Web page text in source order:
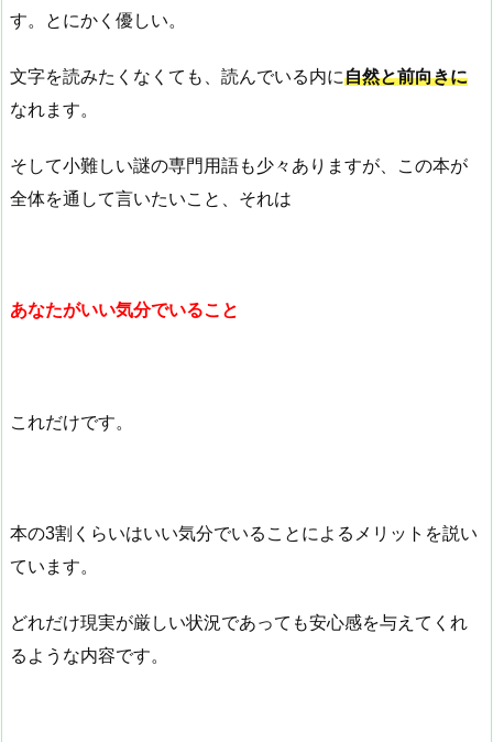
す。とにかく優しい。
文字を読みたくなくても、読んでいる内に自然と前向きに
なれます。
そして小難しい謎の専門用語も少々ありますが、この本が
全体を通して言いたいこと、それは
あなたがいい気分でいること
これだけです。
本の3割くらいはいい気分でいることによるメリットを説い
ています。
どれだけ現実が厳しい状況であっても安心感を与えてくれ
るような内容です。